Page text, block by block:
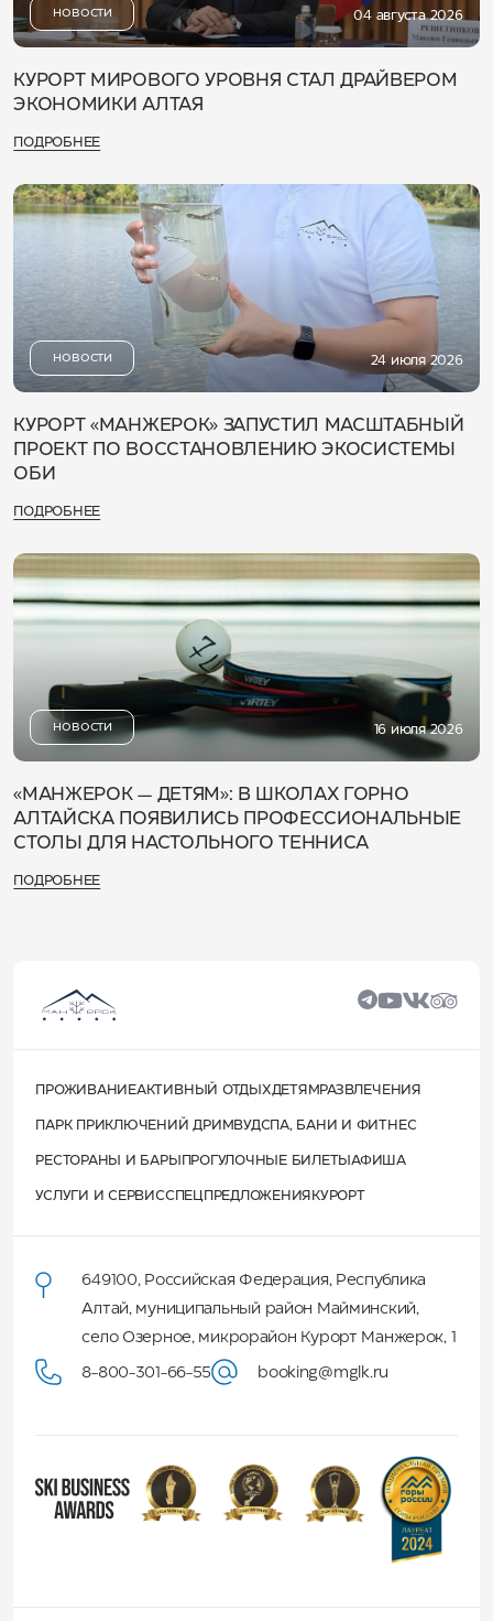
НОВОСТИ 04 августа 2026
КУРОРТ МИРОВОГО УРОВНЯ СТАЛ ДРАЙВЕРОМ
ЭКОНОМИКИ АЛТАЯ
ПОДРОБНЕЕ
НОВОСТИ 24 июля 2026
КУРОРТ «МАНЖЕРОК» ЗАПУСТИЛ МАСШТАБНЫЙ
ПРОЕКТ ПО ВОССТАНОВЛЕНИЮ ЭКОСИСТЕМЫ
ОБИ
ПОДРОБНЕЕ
НОВОСТИ 16 июля 2026
«МАНЖЕРОК — ДЕТЯМ»: В ШКОЛАХ ГОРНО
АЛТАЙСКА ПОЯВИЛИСЬ ПРОФЕССИОНАЛЬНЫЕ
СТОЛЫ ДЛЯ НАСТОЛЬНОГО ТЕННИСА
ПОДРОБНЕЕ
ПРОЖИВАНИЕАКТИВНЫЙ ОТДЫХДЕТЯМ РАЗВЛЕЧЕНИЯ
ПАРК ПРИКЛЮЧЕНИЙ ДРИМВУД СПА, БАНИ И ФИТНЕС
РЕСТОРАНЫ И БАРЫ ПРОГУЛОЧНЫЕ БИЛЕТЫАФИША
УСЛУГИ И СЕРВИССПЕЦПРЕДЛОЖЕНИЯ КУРОРТ
649100, Российская Федерация, Республика
Алтай, муниципальный район Майминский,
село Озерное, микрорайон Курорт Манжерок, 1
8-800-301-66-55 booking@mglk.ru